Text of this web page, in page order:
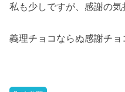
私も少しですが、感謝の気
義理チョコならぬ感謝チョ